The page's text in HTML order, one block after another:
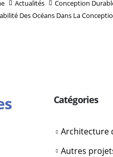
Actualités Conception
Des Océans Dans La
Catégories
Architecture
Autres